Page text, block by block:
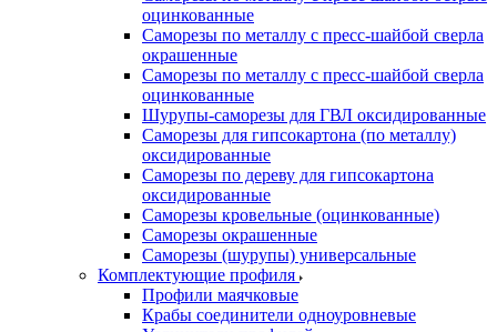
оцинкованные
Саморезы по металлу с пресс-шайбой сверла
окрашенные
Саморезы по металлу с пресс-шайбой сверла
оцинкованные
Шурупы-саморезы для ГВЛ оксидированные
Саморезы для гипсокартона (по металлу)
оксидированные
Саморезы по дереву для гипсокартона
оксидированные
Саморезы кровельные (оцинкованные)
Саморезы окрашенные
Саморезы (шурупы) универсальные
Комплектующие профиля
Профили маячковые
Крабы соединители одноуровневые